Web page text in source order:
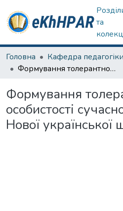
та
Головна
Формування толерантності особистості сучасного вчителя Нової української школи.
Формування
особистості
Нової української